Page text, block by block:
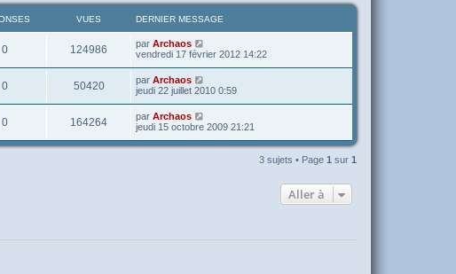
VUES DERNIER MESSAGE
0 124986 par Archaos
vendredi 17 février 2012 14:22
0 50420 par Archaos
jeudi 22 juillet 2010 0:59
0 164264 par Archaos
jeudi 15 octobre 2009 21:21
3 sujets • Page 1 sur 1
Aller à